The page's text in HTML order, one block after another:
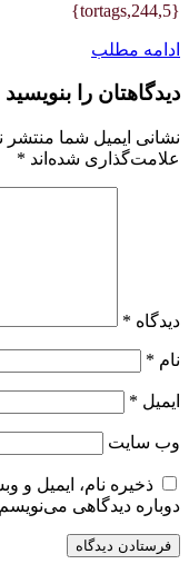
{tortags,244,5}
ادامه مطلب
دیدگاهتان را بنویسید
نشانی ایمیل شما منتشر
علامت‌گذاری شده‌اند *
دیدگاه *
نام *
ایمیل *
وب‌ سایت
ذخیره نام، ایمیل و
دوباره دیدگاهی